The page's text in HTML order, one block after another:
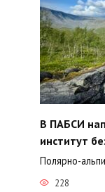
В ПАБСИ
институт
Полярно-
228